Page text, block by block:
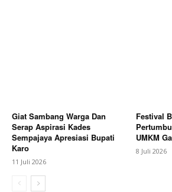
Berita Lainnya Perkuat
Maksimalkan Potensi Pendapatan
Tanah
Giat Sambang Warga Dan
Serap Aspirasi Kades
Sempajaya Apresiasi Bupati
Karo
11 Juli 2026
Festival
UMKM
8 Juli 2026